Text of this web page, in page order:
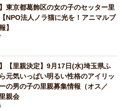
】東京都葛飾区の女の子のセッター里
NPO法人ノラ猫に光を！アニマルブ
】
】【里親決定】9月17日(水)埼玉県ふ
元気いっぱい明るい性格のアイリッ
の男の子の里親募集情報（オス／
親会